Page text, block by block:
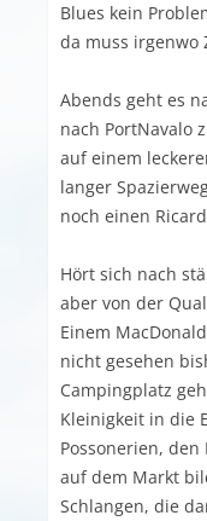
Blues kein
da muss irgenwo
Abends geht es
nach PortNavalo
auf einem
langer
noch einen
Hört sich nach
aber von der
Einem
nicht gesehen
Campingplatz
Kleinigkeit in die
Possonerien,
auf dem Markt
Schlangen, die